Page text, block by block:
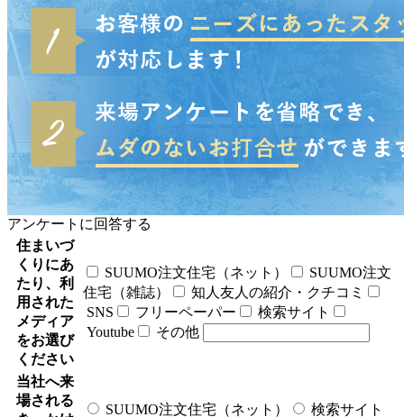
アンケートに回答する
住まいづ
くりにあ
たり、利
用された
メディア
をお選び
ください
SUUMO注文住宅（ネット）
SUUMO注文
住宅（雑誌）
知人友人の紹介・クチコミ
SNS
フリーペーパー
検索サイト
Youtube
その他
当社へ来
場される
SUUMO注文住宅（ネット）
検索サイト